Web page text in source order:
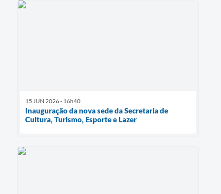
15 JUN 2026 - 16h40
Inauguração da nova sede da Secretaria de
Cultura, Turismo, Esporte e Lazer